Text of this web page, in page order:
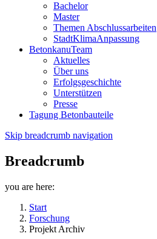
Bachelor
Master
Themen Abschlussarbeiten
StadtKlimaAnpassung
BetonkanuTeam
Aktuelles
Über uns
Erfolgsgeschichte
Unterstützen
Presse
Tagung Betonbauteile
Skip breadcrumb navigation
Breadcrumb
you are here:
Start
Forschung
Projekt Archiv